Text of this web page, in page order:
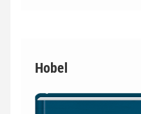
Hobel